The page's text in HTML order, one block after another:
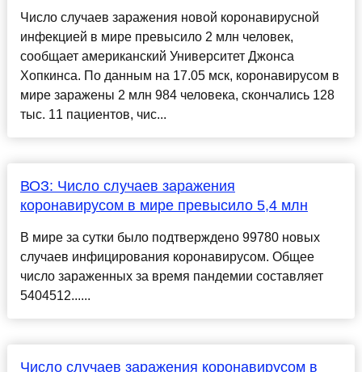
Число случаев заражения новой коронавирусной
инфекцией в мире превысило 2 млн человек,
сообщает американский Университет Джонса
Хопкинса. По данным на 17.05 мск, коронавирусом в
мире заражены 2 млн 984 человека, скончались 128
тыс. 11 пациентов, чис...
ВОЗ: Число случаев заражения
коронавирусом в мире превысило 5,4 млн
В мире за сутки было подтверждено 99780 новых
случаев инфицирования коронавирусом. Общее
число зараженных за время пандемии составляет
5404512......
Число случаев заражения коронавирусом в